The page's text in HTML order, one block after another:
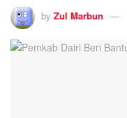
by Zul Marbun